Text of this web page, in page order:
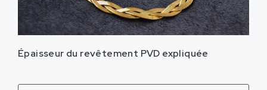
Épaisseur du revêtement PVD expliquée